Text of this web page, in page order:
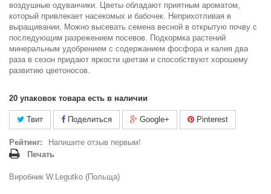
воздушные одуванчики. Цветы обладают приятным ароматом,
который привлекает насекомых и бабочек. Неприхотливая в
выращивании. Можно высевать семена весной в открытую почву с
последующим разрежением посевов. Подкормка растений
минеральным удобрением с содержанием фосфора и калия два
раза в сезон придают яркости цветам и способствуют хорошему
развитию цветоносов.
20 упаковок товара есть в наличии
Твит Поделиться Google+ Pinterest
Рейтинг:
Напишите отзыв первым!
Печать
Виробник W.Legutko (Польща)